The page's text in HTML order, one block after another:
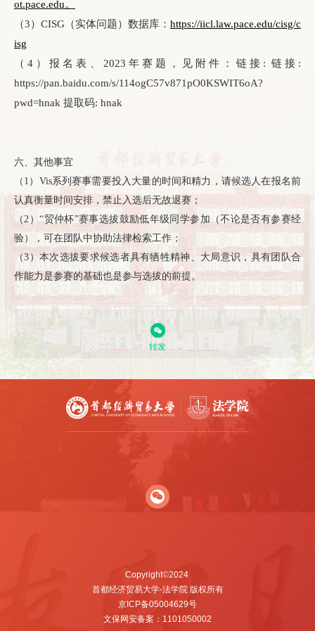
ot.pace.edu。
（3）CISG（实体问题）数据库： https://iicl.law.pace.edu/cisg/c
isg
（4）报名表、2023年赛题，见附件：链接: 链接:
https://pan.baidu.com/s/114ogC57v871pO0KSWIT6oA?
pwd=hnak 提取码: hnak
六、其他事宜
（1）Vis系列赛事需要投入大量的时间和精力，请候选人在报名前
认真衡量时间安排，禁止入选后无故退赛；
（2）“贸仲杯”赛事选拔鼓励低年级同学参加（不论是否有参赛经
验），可在团队中协助法律检索工作；
（3）本次选拔要求候选者具有牺牲精神、大局意识，具有团队合
作能力是参赛的基础也是参与选拔的前提。
转发
Copyright©2024
首都经济贸易大学-法学院 版权所有
京ICP备05004629号
文保网安备案：1101050002